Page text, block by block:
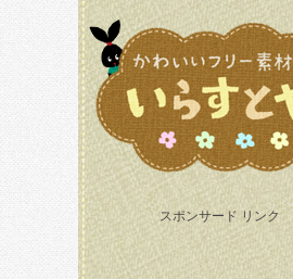
スポンサード リンク